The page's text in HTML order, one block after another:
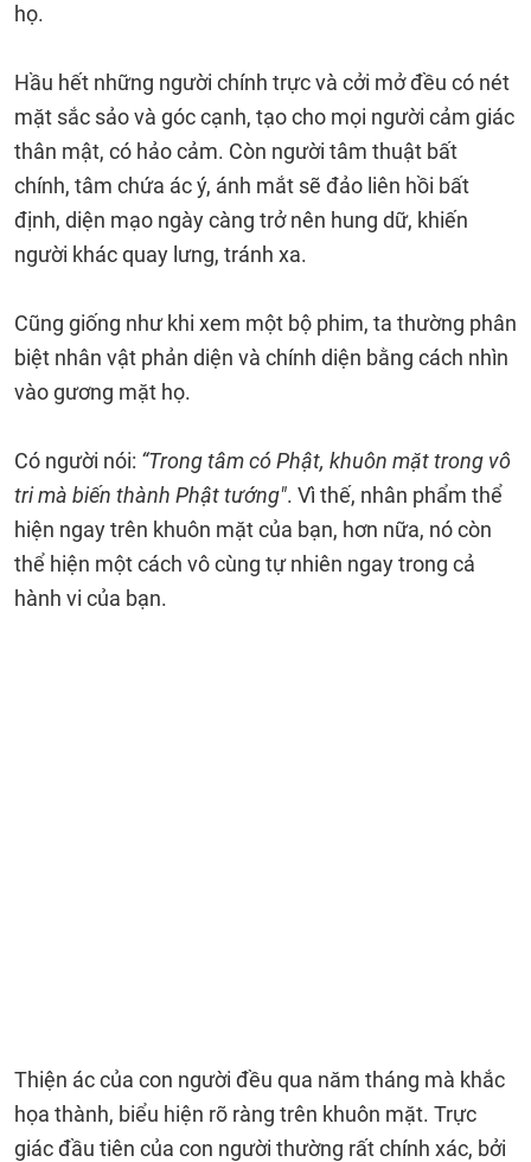
họ.
Hầu hết những người chính trực và cởi mở đều có nét
mặt sắc sảo và góc cạnh, tạo cho mọi người cảm giác
thân mật, có hảo cảm. Còn người tâm thuật bất
chính, tâm chứa ác ý, ánh mắt sẽ đảo liên hồi bất
định, diện mạo ngày càng trở nên hung dữ, khiến
người khác quay lưng, tránh xa.
Cũng giống như khi xem một bộ phim, ta thường phân
biệt nhân vật phản diện và chính diện bằng cách nhìn
vào gương mặt họ.
Có người nói: “Trong tâm có Phật, khuôn mặt trong vô
tri mà biến thành Phật tướng". Vì thế, nhân phẩm thể
hiện ngay trên khuôn mặt của bạn, hơn nữa, nó còn
thể hiện một cách vô cùng tự nhiên ngay trong cả
hành vi của bạn.
Thiện ác của con người đều qua năm tháng mà khắc
họa thành, biểu hiện rõ ràng trên khuôn mặt. Trực
giác đầu tiên của con người thường rất chính xác, bởi